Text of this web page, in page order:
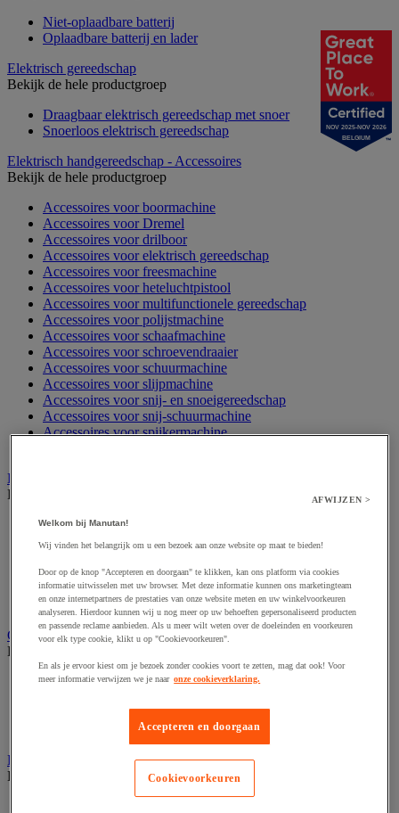
Niet-oplaadbare batterij
Oplaadbare batterij en lader
Elektrisch gereedschap
Bekijk de hele productgroep
Draagbaar elektrisch gereedschap met snoer
Snoerloos elektrisch gereedschap
Elektrisch handgereedschap - Accessoires
Bekijk de hele productgroep
Accessoires voor boormachine
Accessoires voor Dremel
Accessoires voor drilboor
Accessoires voor elektrisch gereedschap
Accessoires voor freesmachine
Accessoires voor heteluchtpistool
Accessoires voor multifunctionele gereedschap
Accessoires voor polijstmachine
Accessoires voor schaafmachine
Accessoires voor schroevendraaier
Accessoires voor schuurmachine
Accessoires voor slijpmachine
Accessoires voor snij- en snoeigereedschap
Accessoires voor snij-schuurmachine
Accessoires voor spijkermachine
Elektrische toebehoren en verlichting
Bekijk de hele productgroep
Accessoires voor elektrisch schakelpaneel
Batterij, oplader en kabel
Elektrische uitrusting
Verlengsnoer, stekkerdoos en kapelhaspel
Wandcontactdoos en schakelaar
Gereedschap opbergen
Bekijk de hele productgroep
Assortimentsdoos en gereedschapkoffer
Gereedschapskoffer en versterkte kist
Verrijdbare werktafel
Handgereedschap
Bekijk de hele productgroep
NOV 2025-NOV 2026
BELGIUM
AFWIJZEN >
Welkom bij Manutan!
Wij vinden het belangrijk om u een bezoek aan onze website op maat te bieden!
Door op de knop "Accepteren en doorgaan" te klikken, kan ons platform via cookies
informatie uitwisselen met uw browser. Met deze informatie kunnen ons marketingteam
en onze internetpartners de prestaties van onze website meten en uw winkelvoorkeuren
analyseren. Hierdoor kunnen wij u nog meer op uw behoeften gepersonaliseerd producten
en passende reclame aanbieden. Als u meer wilt weten over de doeleinden en voorkeuren
voor elk type cookie, klikt u op "Cookievoorkeuren".
En als je ervoor kiest om je bezoek zonder cookies voort te zetten, mag dat ook! Voor
meer informatie verwijzen we je naar onze cookieverklaring.
Accepteren en doorgaan
Cookievoorkeuren